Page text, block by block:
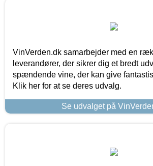
VinVerden.dk samarbejder med en
leverandører, der sikrer dig et bredt
spændende vine, der kan give
Klik her for at se deres udvalg.
Se udvalget på